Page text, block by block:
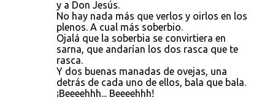
y a Don Jesús.
No hay nada más que verlos y oirlos en los
plenos. A cual más soberbio.
Ojalá que la soberbia se convirtiera en
sarna, que andarían los dos rasca que te
rasca.
Y dos buenas manadas de ovejas, una
detrás de cada uno de ellos, bala que bala.
¡Beeeehhh... Beeeehhh!